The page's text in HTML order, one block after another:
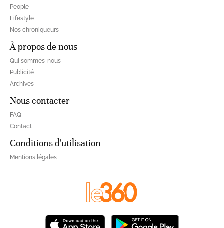
People
Lifestyle
Nos chroniqueurs
À propos de nous
Qui sommes-nous
Publicité
Archives
Nous contacter
FAQ
Contact
Conditions d'utilisation
Mentions légales